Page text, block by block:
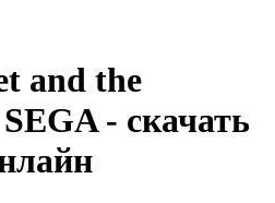
and the
- скачать